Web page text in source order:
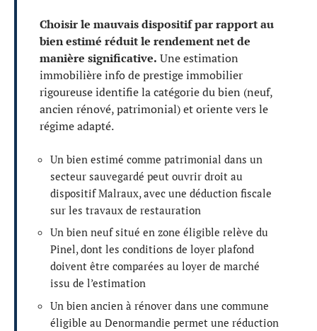
Choisir le mauvais dispositif par rapport au
bien estimé réduit le rendement net de
manière significative. Une estimation
immobilière info de prestige immobilier
rigoureuse identifie la catégorie du bien (neuf,
ancien rénové, patrimonial) et oriente vers le
régime adapté.
Un bien estimé comme patrimonial dans un
secteur sauvegardé peut ouvrir droit au
dispositif Malraux, avec une déduction fiscale
sur les travaux de restauration
Un bien neuf situé en zone éligible relève du
Pinel, dont les conditions de loyer plafond
doivent être comparées au loyer de marché
issu de l’estimation
Un bien ancien à rénover dans une commune
éligible au Denormandie permet une réduction